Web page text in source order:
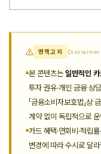
면책고지 Disclaimer
본 콘텐츠는 일반적인
투자 권유·개인 금융 상
「금융소비자보호법」상
계약 없이 독립적으로
카드 혜택·연회비·적립
변경에 따라 수시로 달